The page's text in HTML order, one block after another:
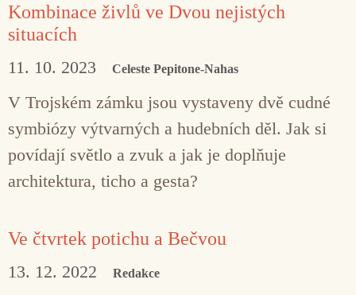
Kombinace živlů ve Dvou nejistých
situacích
11. 10. 2023 Celeste Pepitone-Nahas
V Trojském zámku jsou vystaveny dvě cudné
symbiózy výtvarných a hudebních děl. Jak si
povídají světlo a zvuk a jak je doplňuje
architektura, ticho a gesta?
Ve čtvrtek potichu a Bečvou
13. 12. 2022 Redakce